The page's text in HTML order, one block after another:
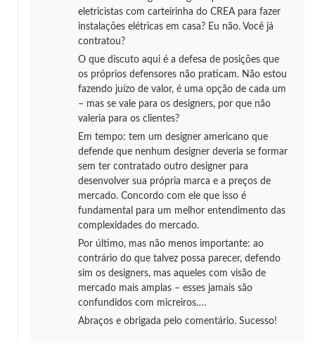
eletricistas com carteirinha do CREA para fazer
instalações elétricas em casa? Eu não. Você já
contratou?
O que discuto aqui é a defesa de posições que
os próprios defensores não praticam. Não estou
fazendo juízo de valor, é uma opção de cada um
– mas se vale para os designers, por que não
valeria para os clientes?
Em tempo: tem um designer americano que
defende que nenhum designer deveria se formar
sem ter contratado outro designer para
desenvolver sua própria marca e a preços de
mercado. Concordo com ele que isso é
fundamental para um melhor entendimento das
complexidades do mercado.
Por último, mas não menos importante: ao
contrário do que talvez possa parecer, defendo
sim os designers, mas aqueles com visão de
mercado mais amplas – esses jamais são
confundidos com micreiros….
Abraços e obrigada pelo comentário. Sucesso!